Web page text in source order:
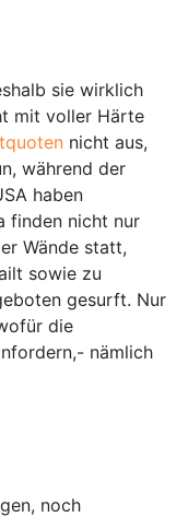
sie wirklich
mit voller Härte
nicht aus,
während der
haben
finden nicht nur
Wände statt,
sowie zu
gesurft. Nur
die
nämlich
noch